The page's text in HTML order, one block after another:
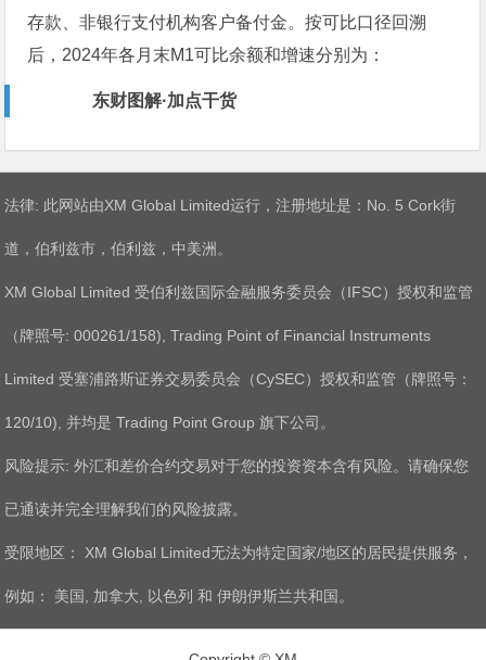
存款、非银行支付机构客户备付金。按可比口径回溯
后，2024年各月末M1可比余额和增速分别为：
东财图解·加点干货
法律: 此网站由XM Global Limited运行，注册地址是：No. 5 Cork街
道，伯利兹市，伯利兹，中美洲。
XM Global Limited 受伯利兹国际金融服务委员会（IFSC）授权和监管
（牌照号: 000261/158), Trading Point of Financial Instruments
Limited 受塞浦路斯证券交易委员会（CySEC）授权和监管（牌照号：
120/10), 并均是 Trading Point Group 旗下公司。
风险提示: 外汇和差价合约交易对于您的投资资本含有风险。请确保您
已通读并完全理解我们的风险披露。
受限地区： XM Global Limited无法为特定国家/地区的居民提供服务，
例如： 美国, 加拿大, 以色列 和 伊朗伊斯兰共和国。